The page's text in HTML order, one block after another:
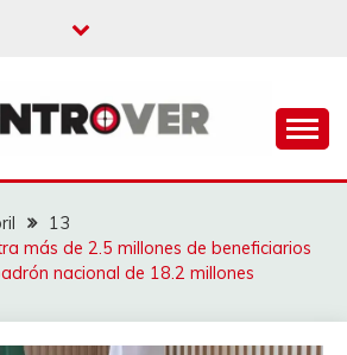
13
más de 2.5 millones de beneficiarios
nacional de 18.2 millones